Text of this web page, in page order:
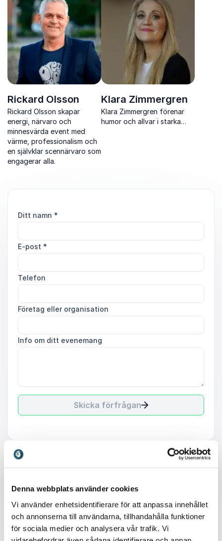
Denna webbplats använder cookies
Vi använder enhetsidentifierare för att anpassa innehållet
och annonserna till användarna, tillhandahålla funktioner
för sociala medier och analysera vår trafik. Vi
kommunikation, ledarskap
och arbetsglädje.
intelligent humor, satir och
stark scennärvaro.
Rickard Olsson
Rickard Olsson skapar
energi, närvaro och
minnesvärda event med
värme, professionalism och
en självklar scennärvaro som
engagerar alla.
Klara Zimmergren
Klara Zimmergren förenar
humor och allvar i starka
Ditt namn *
E-post *
Telefon
Företag eller organisation
Info om ditt evenemang
Skicka förfrågan
Därför är en föreläsning
på en firmafest en bra